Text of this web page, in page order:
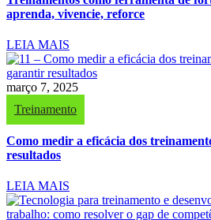
aprenda, vivencie, reforce
LEIA MAIS
março 7, 2025
Treinamento
Como medir a eficácia dos
resultados
LEIA MAIS